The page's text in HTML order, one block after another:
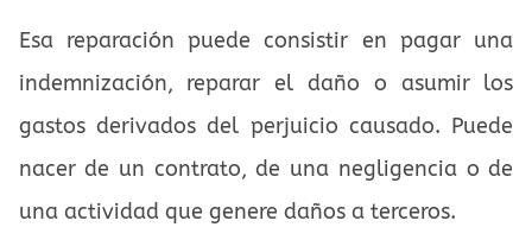
Esa reparación puede consistir en pagar una
indemnización, reparar el daño o asumir los
gastos derivados del perjuicio causado. Puede
nacer de un contrato, de una negligencia o de
una actividad que genere daños a terceros.